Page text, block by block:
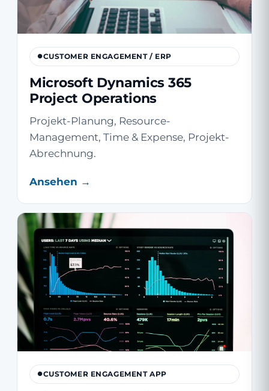
CUSTOMER ENGAGEMENT / ERP
Microsoft Dynamics 365
Project Operations
Projekt-Planung, Resource-
Management, Time & Expense, Projekt-
Abrechnung.
Ansehen →
CUSTOMER ENGAGEMENT APP